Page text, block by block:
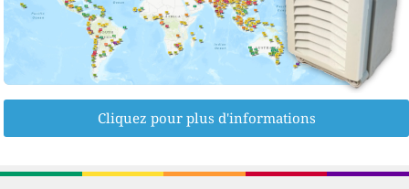
Cliquez pour plus d'informations